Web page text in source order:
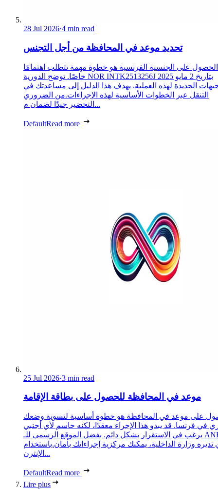
28 Jul 2026·4 min read
تحديد موعد في المحافظة من أجل التجنس
الحصول على الجنسية الفرنسية هو خطوة مهمة تتطلب اهتمامًا
خاصًا. توضح الدورية NOR INTK2513256J بتاريخ 2 مايو 2025
الجديدة لهذه العملية. يهدف هذا الدليل إلى مساعدتك في
التنقل عبر الخطوات الأساسية لهذه الإجراءات.من الضروري
التحضير جيدًا لضمان م...
DefaultRead more
25 Jul 2026·3 min read
موعد في المحافظة للحصول على بطاقة الإقامة
على موعد في المحافظة هو خطوة أساسية لتسوية وضعك
في فرنسا. قد يبدو هذا الإجراء معقدًا، لكنه حاسم لأي أجنبي
يرغب في الاستقرار بشكل دائم. بفضل الموقع الرسمي للـ ANEF،
تديره وزارة الداخلية، يمكنك مركزية إجراءاتك بأمان.باستخدام
الإنترن...
DefaultRead more
Lire plus